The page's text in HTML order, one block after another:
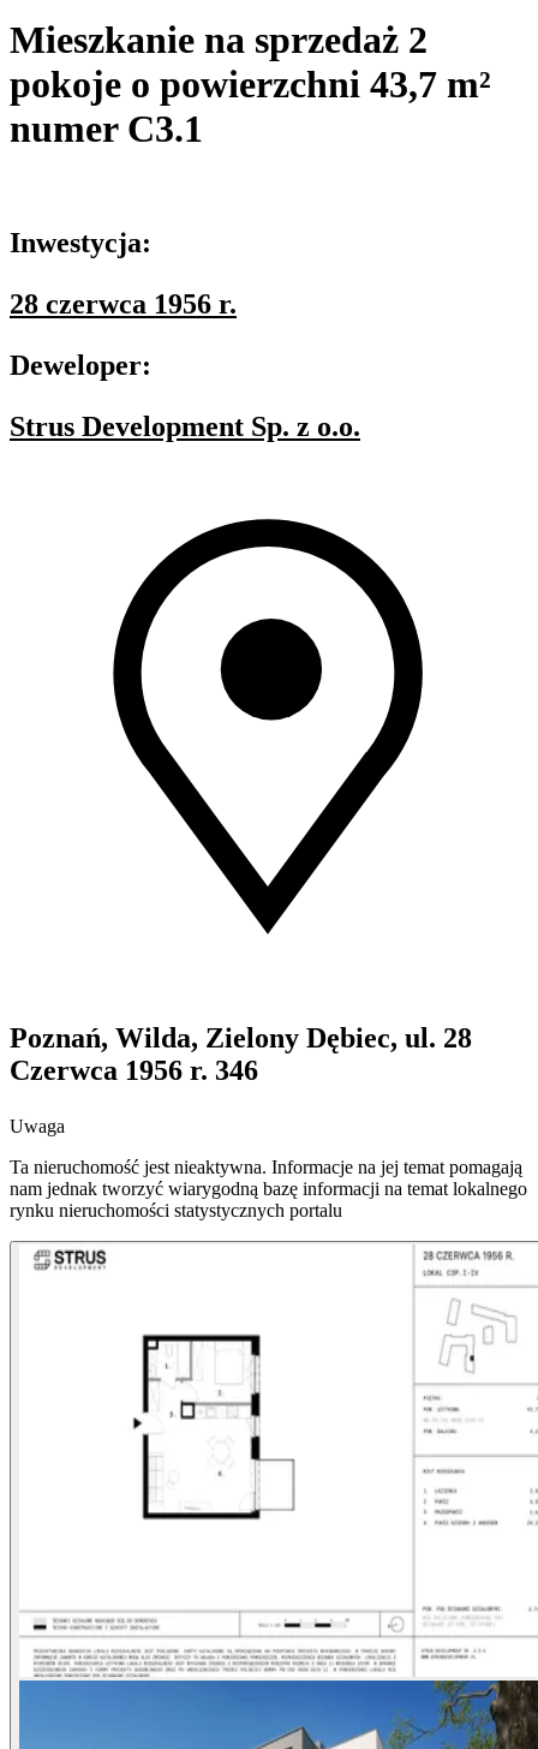
Mieszkanie na sprzedaż 2
pokoje o powierzchni 43,7 m²
numer C3.1
Inwestycja:
28 czerwca 1956 r.
Deweloper:
Strus Development Sp. z o.o.
Poznań, Wilda, Zielony Dębiec, ul. 28
Czerwca 1956 r. 346
Uwaga
Ta nieruchomość jest nieaktywna. Informacje na jej temat pomagają
nam jednak tworzyć wiarygodną bazę informacji na temat lokalnego
rynku nieruchomości statystycznych portalu